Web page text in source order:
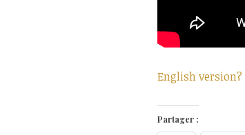
English version?
Partager :